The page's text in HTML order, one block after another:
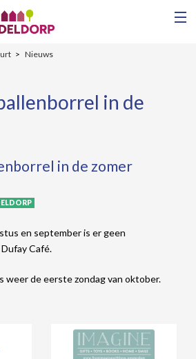
Nieuws
in de
in de zomer
en september is er geen
Café.
weer de eerste zondag van oktober.